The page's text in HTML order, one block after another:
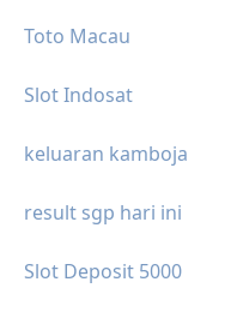
Toto Macau
Slot Indosat
keluaran kamboja
result sgp hari ini
Slot Deposit 5000